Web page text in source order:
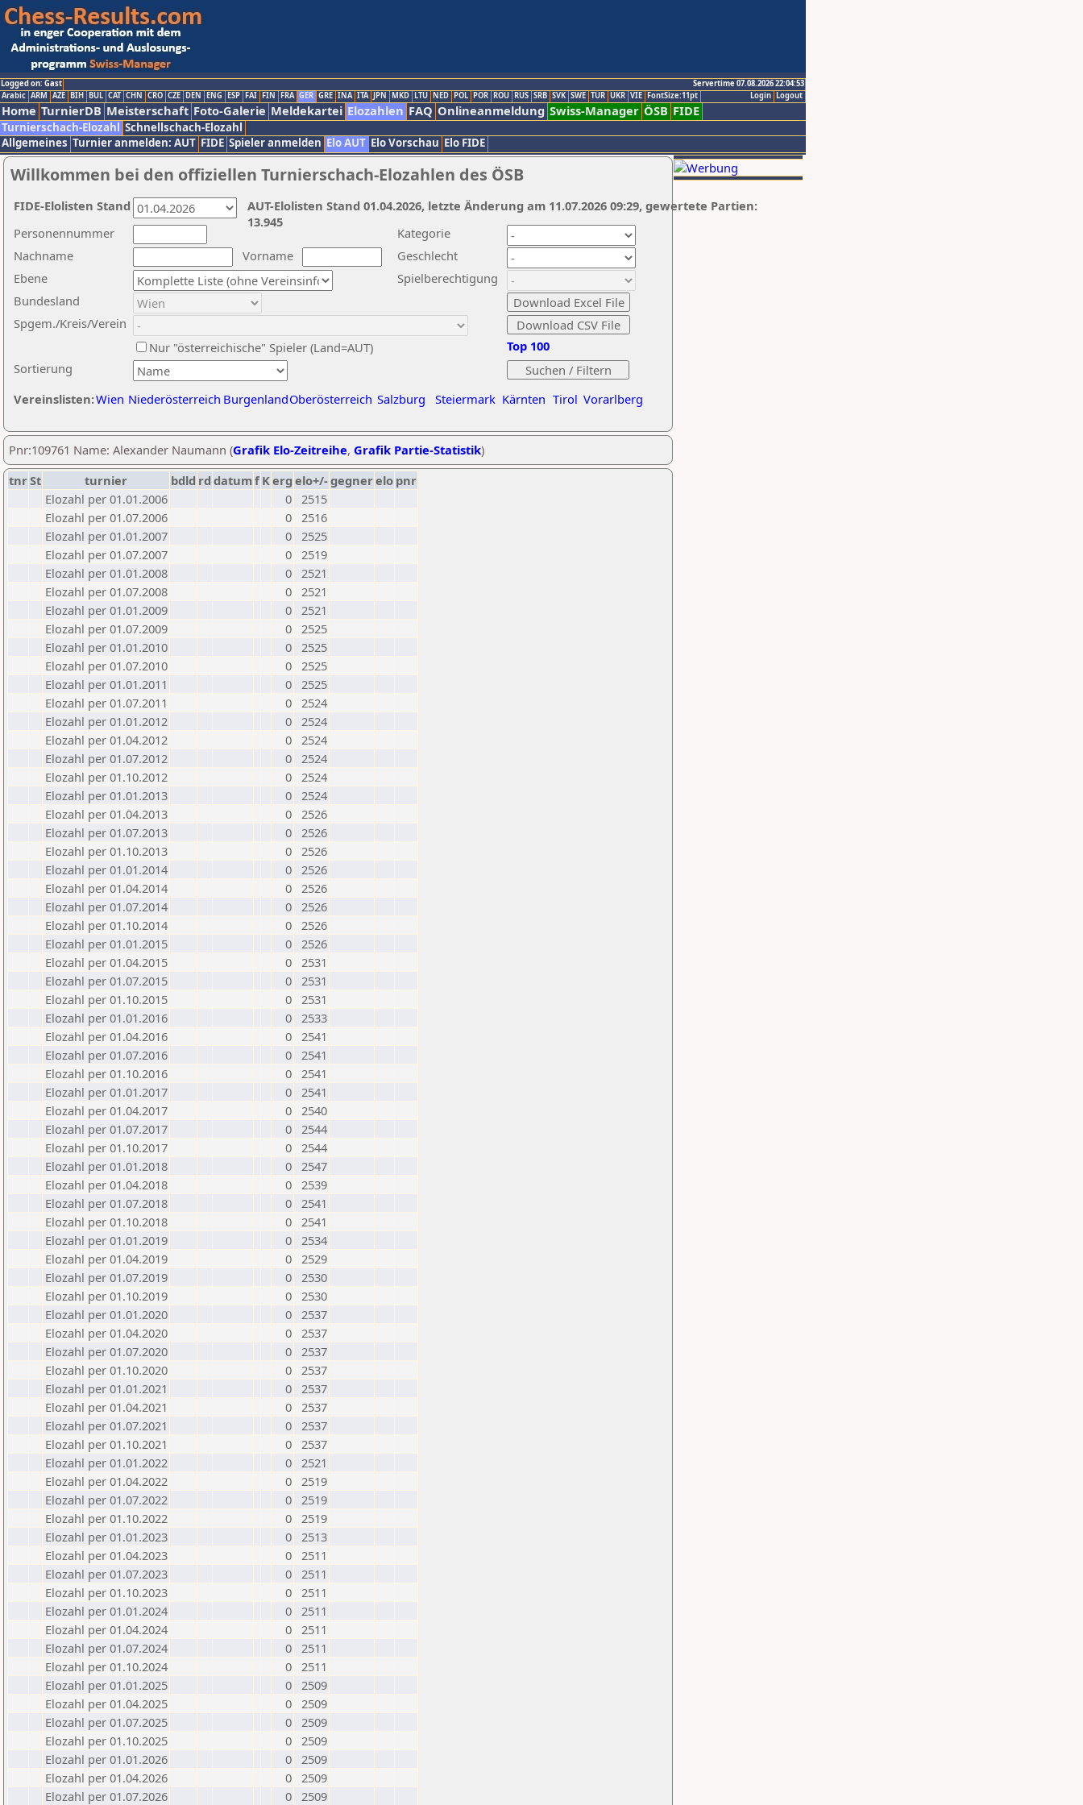
Logged on: Gast
Servertime 07.08.2026 22:04:53
Logout
Login
Arabic ARM AZE BIH BUL CAT CHN CRO CZE DEN ENG ESP FAI FIN FRA GER GRE INA ITA JPN MKD LTU NED POL POR ROU RUS SRB SVK SWE TUR UKR VIE FontSize:11pt
Home TurnierDB Meisterschaft Foto-Galerie Meldekartei Elozahlen FAQ Onlineanmeldung Swiss-Manager ÖSB FIDE
Turnierschach-Elozahl Schnellschach-Elozahl
Allgemeines Turnier anmelden: AUT FIDE Spieler anmelden Elo AUT Elo Vorschau Elo FIDE
Willkommen bei den offiziellen Turnierschach-Elozahlen des ÖSB
Nachname
Vorname
Ebene
Kategorie
Sortierung
Personennummer
Bundesland
Spgem./Kreis/Verein
Geschlecht
Nur "österreichische" Spieler (Land=AUT)
Spielberechtigung
Vereinslisten:Wien Niederösterreich BurgenlandOberösterreich Salzburg Steiermark Kärnten Tirol Vorarlberg
Top 100
AUT-Elolisten Stand 01.04.2026, letzte Änderung am 11.07.2026 09:29, gewertete Partien:
13.945
FIDE-Elolisten Stand
Pnr:109761 Name: Alexander Naumann (Grafik Elo-Zeitreihe, Grafik Partie-Statistik)
tnrSt turnier bdld rd datumf Kerg elo+/-gegnerelo pnr
Elozahl per 01.01.2006
0 2515
Elozahl per 01.07.2006
0 2516
Elozahl per 01.01.2007
0 2525
Elozahl per 01.07.2007
0 2519
Elozahl per 01.01.2008
0 2521
Elozahl per 01.07.2008
0 2521
Elozahl per 01.01.2009
0 2521
Elozahl per 01.07.2009
0 2525
Elozahl per 01.01.2010
0 2525
Elozahl per 01.07.2010
0 2525
Elozahl per 01.01.2011
0 2525
Elozahl per 01.07.2011
0 2524
Elozahl per 01.01.2012
0 2524
Elozahl per 01.04.2012
0 2524
Elozahl per 01.07.2012
0 2524
Elozahl per 01.10.2012
0 2524
Elozahl per 01.01.2013
0 2524
Elozahl per 01.04.2013
0 2526
Elozahl per 01.07.2013
0 2526
Elozahl per 01.10.2013
0 2526
Elozahl per 01.01.2014
0 2526
Elozahl per 01.04.2014
0 2526
Elozahl per 01.07.2014
0 2526
Elozahl per 01.10.2014
0 2526
Elozahl per 01.01.2015
0 2526
Elozahl per 01.04.2015
0 2531
Elozahl per 01.07.2015
0 2531
Elozahl per 01.10.2015
0 2531
Elozahl per 01.01.2016
0 2533
Elozahl per 01.04.2016
0 2541
Elozahl per 01.07.2016
0 2541
Elozahl per 01.10.2016
0 2541
Elozahl per 01.01.2017
0 2541
Elozahl per 01.04.2017
0 2540
Elozahl per 01.07.2017
0 2544
Elozahl per 01.10.2017
0 2544
Elozahl per 01.01.2018
0 2547
Elozahl per 01.04.2018
0 2539
Elozahl per 01.07.2018
0 2541
Elozahl per 01.10.2018
0 2541
Elozahl per 01.01.2019
0 2534
Elozahl per 01.04.2019
0 2529
Elozahl per 01.07.2019
0 2530
Elozahl per 01.10.2019
0 2530
Elozahl per 01.01.2020
0 2537
Elozahl per 01.04.2020
0 2537
Elozahl per 01.07.2020
0 2537
Elozahl per 01.10.2020
0 2537
Elozahl per 01.01.2021
0 2537
Elozahl per 01.04.2021
0 2537
Elozahl per 01.07.2021
0 2537
Elozahl per 01.10.2021
0 2537
Elozahl per 01.01.2022
0 2521
Elozahl per 01.04.2022
0 2519
Elozahl per 01.07.2022
0 2519
Elozahl per 01.10.2022
0 2519
Elozahl per 01.01.2023
0 2513
Elozahl per 01.04.2023
0 2511
Elozahl per 01.07.2023
0 2511
Elozahl per 01.10.2023
0 2511
Elozahl per 01.01.2024
0 2511
Elozahl per 01.04.2024
0 2511
Elozahl per 01.07.2024
0 2511
Elozahl per 01.10.2024
0 2511
Elozahl per 01.01.2025
0 2509
Elozahl per 01.04.2025
0 2509
Elozahl per 01.07.2025
0 2509
Elozahl per 01.10.2025
0 2509
Elozahl per 01.01.2026
0 2509
Elozahl per 01.04.2026
0 2509
Elozahl per 01.07.2026
0 2509